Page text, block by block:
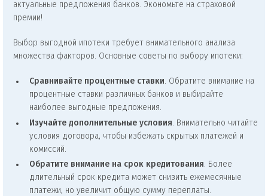
актуальные предложения банков. Экономьте на страховой
премии!
Выбор выгодной ипотеки требует внимательного анализа
множества факторов. Основные советы по выбору ипотеки:
Сравнивайте процентные ставки. Обратите внимание на
процентные ставки различных банков и выбирайте
наиболее выгодные предложения.
Изучайте дополнительные условия . Внимательно читайте
условия договора, чтобы избежать скрытых платежей и
комиссий.
Обратите внимание на срок кредитования. Более
длительный срок кредита может снизить ежемесячные
платежи, но увеличит общую сумму переплаты.